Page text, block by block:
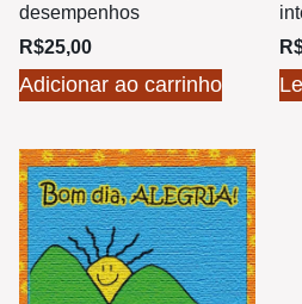
desempenhos
R$25,00
Adicionar ao carrinho